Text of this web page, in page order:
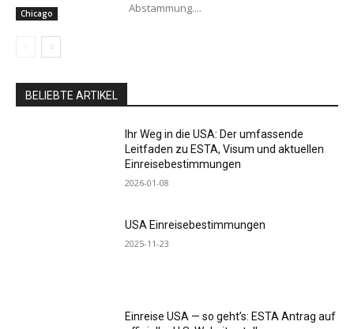
Chicago
Abstammung....
BELIEBTE ARTIKEL
Ihr Weg in die USA: Der umfassende
Leitfaden zu ESTA, Visum und aktuellen
Einreisebestimmungen
2026-01-08
USA Einreisebestimmungen
2025-11-23
Einreise USA — so geht’s: ESTA Antrag auf